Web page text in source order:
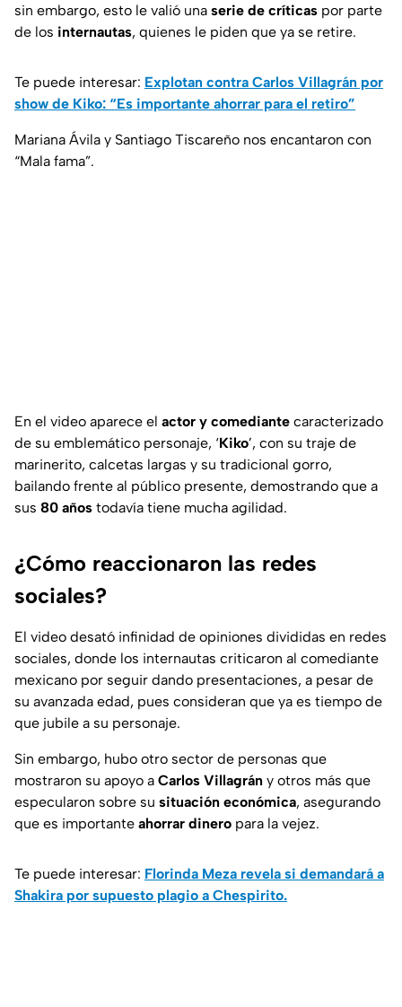
sin embargo, esto le valió una serie de críticas por parte
de los internautas, quienes le piden que ya se retire.
Te puede interesar: Explotan contra Carlos Villagrán por
show de Kiko: “Es importante ahorrar para el retiro”
Mariana Ávila y Santiago Tiscareño nos encantaron con
“Mala fama”.
En el video aparece el actor y comediante caracterizado
de su emblemático personaje, ‘Kiko’, con su traje de
marinerito, calcetas largas y su tradicional gorro,
bailando frente al público presente, demostrando que a
sus 80 años todavía tiene mucha agilidad.
¿Cómo reaccionaron las redes
sociales?
El video desató infinidad de opiniones divididas en redes
sociales, donde los internautas criticaron al comediante
mexicano por seguir dando presentaciones, a pesar de
su avanzada edad, pues consideran que ya es tiempo de
que jubile a su personaje.
Sin embargo, hubo otro sector de personas que
mostraron su apoyo a Carlos Villagrán y otros más que
especularon sobre su situación económica, asegurando
que es importante ahorrar dinero para la vejez.
Te puede interesar: Florinda Meza revela si demandará a
Shakira por supuesto plagio a Chespirito.